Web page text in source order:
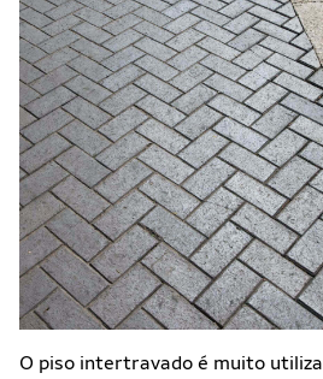
O piso intertravado é muito